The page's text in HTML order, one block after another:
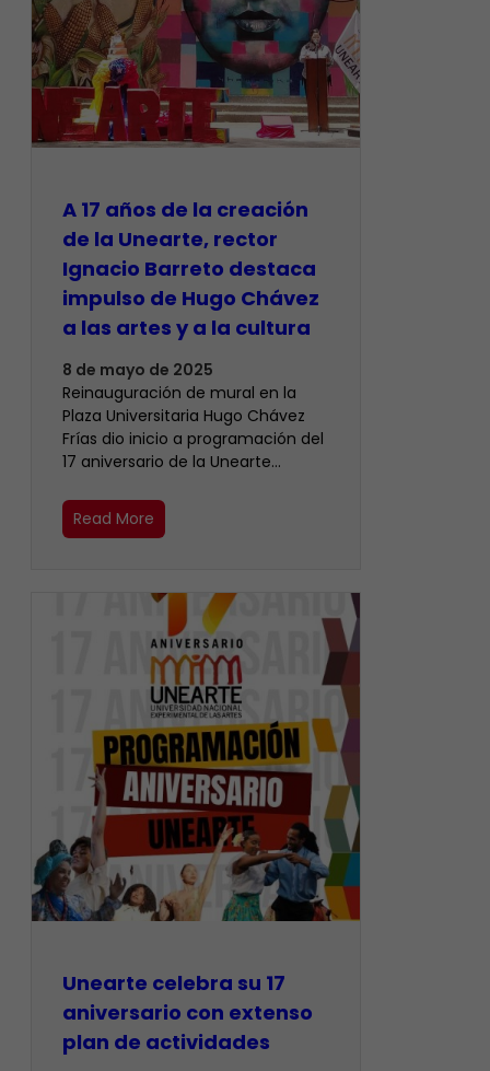
A 17 años de la creación
de la Unearte, rector
Ignacio Barreto destaca
impulso de Hugo Chávez
a las artes y a la cultura
8 de mayo de 2025
Reinauguración de mural en la
Plaza Universitaria Hugo Chávez
Frías dio inicio a programación del
17 aniversario de la Unearte…
Read More
Unearte celebra su 17
aniversario con extenso
plan de actividades